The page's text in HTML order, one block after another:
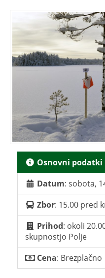
Osnovni podatki
Datum: sobota,
Zbor: 15.00 pred
Prihod: okoli
skupnostjo Polje
Cena: Brezplačno